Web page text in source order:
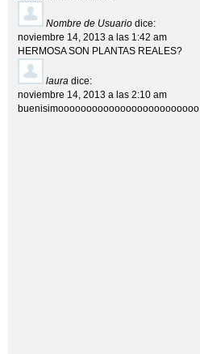
Nombre de Usuario dice:
noviembre 14, 2013 a las 1:42 am
HERMOSA SON PLANTAS REALES?
laura dice:
noviembre 14, 2013 a las 2:10 am
buenisimooooooooooooooooooooooooo